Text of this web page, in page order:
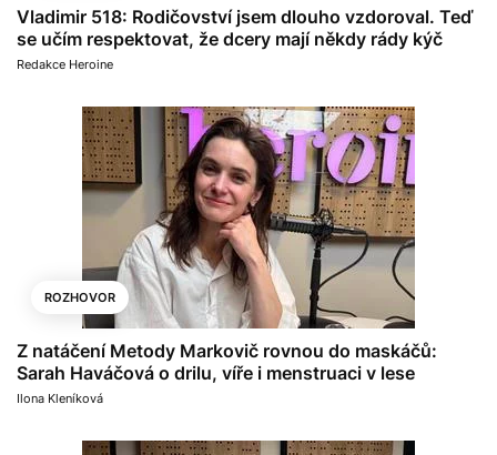
Vladimir 518: Rodičovství jsem dlouho vzdoroval. Teď
se učím respektovat, že dcery mají někdy rády kýč
Redakce Heroine
ROZHOVOR
Z natáčení Metody Markovič rovnou do maskáčů:
Sarah Haváčová o drilu, víře i menstruaci v lese
Ilona Kleníková